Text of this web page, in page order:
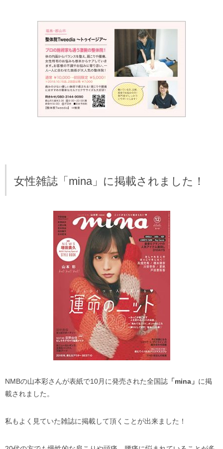
女性雑誌「mina」に掲載されました！
NMBの山本彩さんが表紙で10月に発売された全国誌 「mina」 に掲
載されました。
私もよく見ていた雑誌に掲載して頂くことが出来ました！